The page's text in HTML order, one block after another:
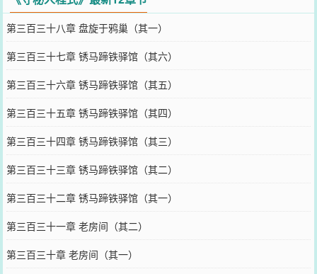
您要是觉得《守秘人程式》还不错的话请不要忘记向您QQ群和微博微
信里的朋友推荐哦！
第三百三十八章 盘旋于鸦巢（其一）
第三百三十七章 锈马蹄铁驿馆（其六）
第三百三十六章 锈马蹄铁驿馆（其五）
第三百三十五章 锈马蹄铁驿馆（其四）
第三百三十四章 锈马蹄铁驿馆（其三）
第三百三十三章 锈马蹄铁驿馆（其二）
第三百三十二章 锈马蹄铁驿馆（其一）
第三百三十一章 老房间（其二）
第三百三十章 老房间（其一）